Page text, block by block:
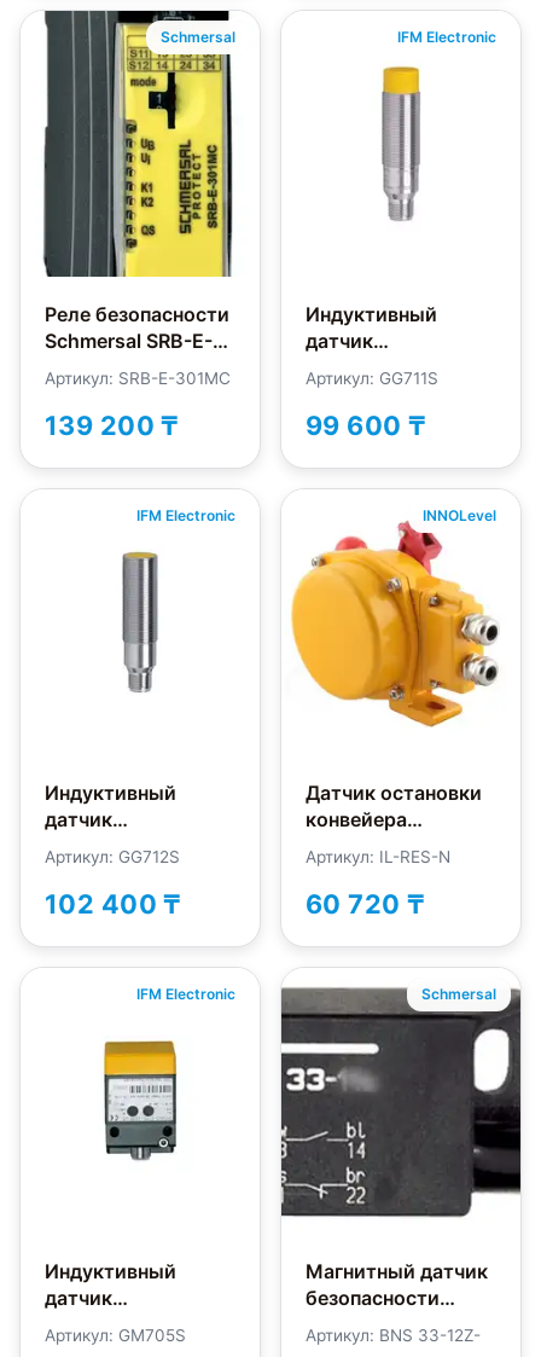
Schmersal
Реле безопасности
Schmersal SRB-E-
301MC
Артикул: SRB-E-301MC
139 200 ₸
IFM Electronic
Индуктивный
датчик
безопасности IFM
Electronic GG711S
Артикул: GG711S
99 600 ₸
IFM Electronic
Индуктивный
датчик
безопасности IFM
Electronic GG712S
Артикул: GG712S
102 400 ₸
INNOLevel
Датчик остановки
конвейера
INNOLevel IL-RES-N
Артикул: IL-RES-N
60 720 ₸
IFM Electronic
Индуктивный
датчик
безопасности IFM
Electronic GM705S
Артикул: GM705S
Schmersal
Магнитный датчик
безопасности
Schmersal BNS33-
12Z-2187
Артикул: BNS 33-12Z-